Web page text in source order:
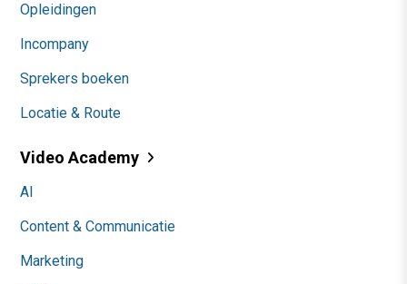
Opleidingen
Incompany
Sprekers boeken
Locatie & Route
Video Academy
AI
Content & Communicatie
Marketing